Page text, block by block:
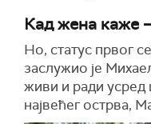
Кад жена каже –
Но, статус првог
заслужио је
живи и ради усред
највећег острва,